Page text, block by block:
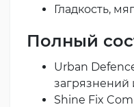
Гладкость,
Полный
Urban
загрязнений
Shine Fix